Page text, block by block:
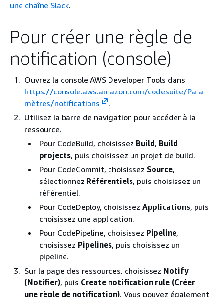
une chaîne Slack.
Pour créer une règle de
notification (console)
Ouvrez la console AWS Developer Tools dans
https://console.aws.amazon.com/codesuite/Para
mètres/notifications
.
Utilisez la barre de navigation pour accéder à la
ressource.
Pour CodeBuild, choisissez Build , Build
projects, puis choisissez un projet de build.
Pour CodeCommit, choisissez Source,
sélectionnez Référentiels, puis choisissez un
référentiel.
Pour CodeDeploy, choisissez Applications, puis
choisissez une application.
Pour CodePipeline, choisissez Pipeline,
choisissez Pipelines, puis choisissez un
pipeline.
Sur la page des ressources, choisissez Notify
(Notifier), puis Create notification rule (Créer
une règle de notification). Vous pouvez également